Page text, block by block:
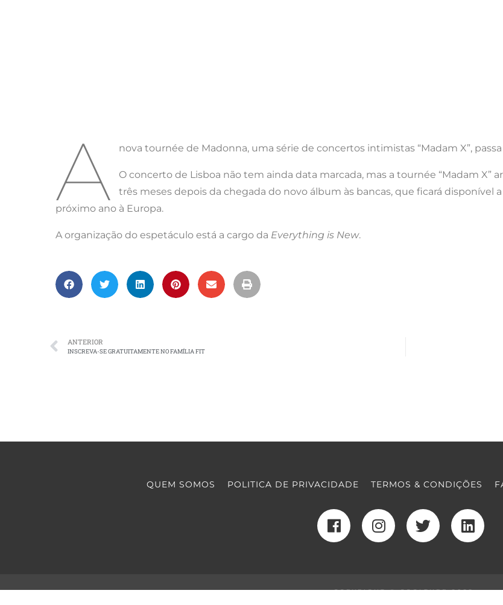
A nova tournée de Madonna, uma série de concertos intimistas “Madam X”,
O concerto de Lisboa não tem ainda data marcada, mas a tournée “Madam X”
três meses depois da chegada do novo álbum às bancas, que ficará disponível
próximo ano à Europa.
A organização do espetáculo está a cargo da Everything is New.
ANTERIOR
INSCREVA-SE GRATUITAMENTE NO FAMÍLIA FIT
QUEM SOMOS POLITICA DE PRIVACIDADE TERMOS & CONDIÇÕES
COPYRIGHT © COOLTURE 2022